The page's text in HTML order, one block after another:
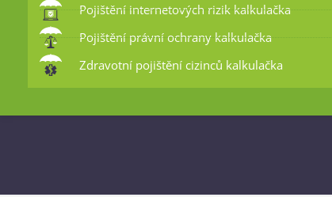
Pojištění internetových rizik kalkulačka
Pojištění právní ochrany kalkulačka
Zdravotní pojištění cizinců kalkulačka